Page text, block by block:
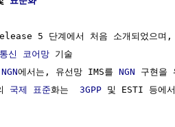
5 단계에서 처음 소개되었으며,
신 코어망 기술
NGN에서는, 유선망 IMS를 NGN 구현을
국제 표준화는 3GPP 및 ESTI 등에